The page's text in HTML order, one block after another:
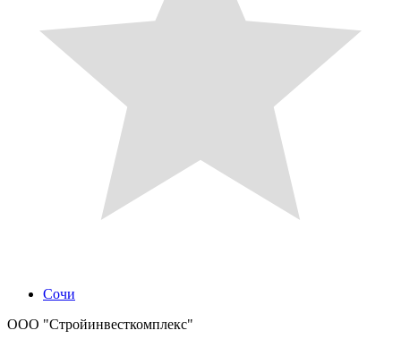
Сочи
ООО "Стройинвесткомплекс"